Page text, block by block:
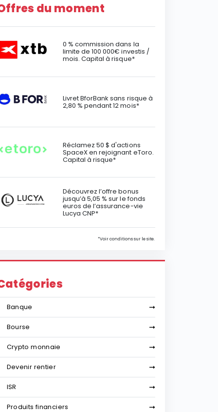
du moment
0 % commission dans la
limite de 100 000€ investis /
mois. Capital à risque*
Livret BforBank sans risque à
2,80 % pendant 12 mois*
Réclamez 50 $ d'actions
SpaceX en rejoignant eToro.
Capital à risque*
Découvrez l’offre bonus
jusqu’à 5,05 % sur le fonds
euros de l’assurance-vie
Lucya CNP*
*Voir conditions sur le site.
Banque
Bourse
Crypto monnaie
Devenir rentier
ISR
Produits financiers